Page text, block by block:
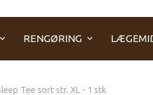
RENGØRING
Tee sort str. XL - 1 stk